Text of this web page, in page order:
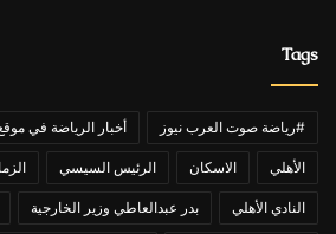
Tags
#رياضة صوت العرب نيوز أخبار الرياضة في
الأهلي الاسكان الرئيس السيسي
النادي الأهلي بدر عبدالعاطي وزير الخارجية